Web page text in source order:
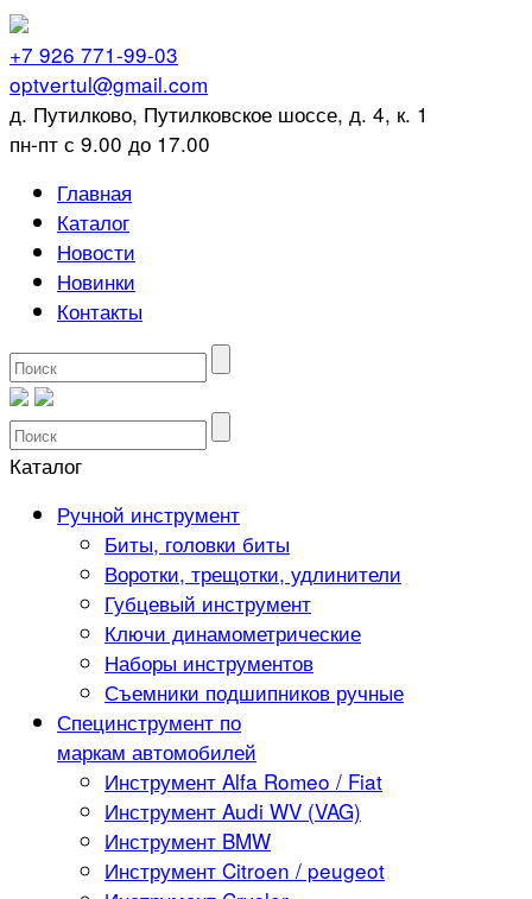
+7 926 771-99-03
optvertul@gmail.com
д. Путилково, Путилковское шоссе, д. 4, к. 1
пн-пт с 9.00 до 17.00
Главная
Каталог
Новости
Новинки
Контакты
Каталог
Ручной инструмент
Биты, головки биты
Воротки, трещотки, удлинители
Губцевый инструмент
Ключи динамометрические
Наборы инструментов
Съемники подшипников ручные
Специнструмент по
маркам автомобилей
Инструмент Alfa Romeo / Fiat
Инструмент Audi WV (VAG)
Инструмент BMW
Инструмент Citroen / peugeot